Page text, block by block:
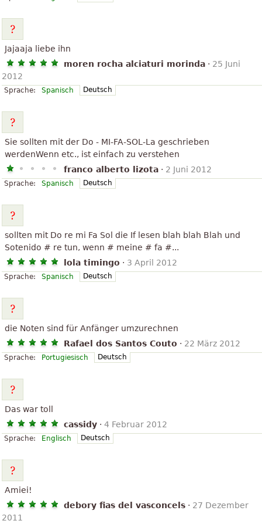
Jajaaja liebe ihn
moren rocha alciaturi morinda · 25 Juni
2012
Sprache: Spanisch Deutsch
Sie sollten mit der Do - MI-FA-SOL-La geschrieben
werdenWenn etc., ist einfach zu verstehen
franco alberto lizota · 2 Juni 2012
Sprache: Spanisch Deutsch
sollten mit Do re mi Fa Sol die If lesen blah blah Blah und
Sotenido # re tun, wenn # meine # fa #...
lola timingo · 3 April 2012
Sprache: Spanisch Deutsch
die Noten sind für Anfänger umzurechnen
Rafael dos Santos Couto · 22 März 2012
Sprache: Portugiesisch Deutsch
Das war toll
cassidy · 4 Februar 2012
Sprache: Englisch Deutsch
Amiei!
debory fias del vasconcels · 27 Dezember
2011